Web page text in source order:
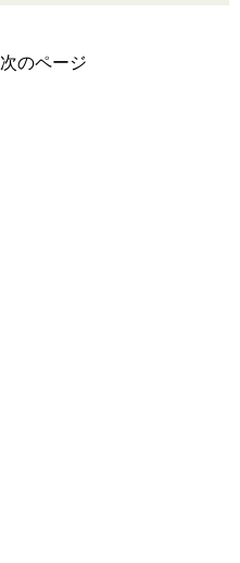
次のページ